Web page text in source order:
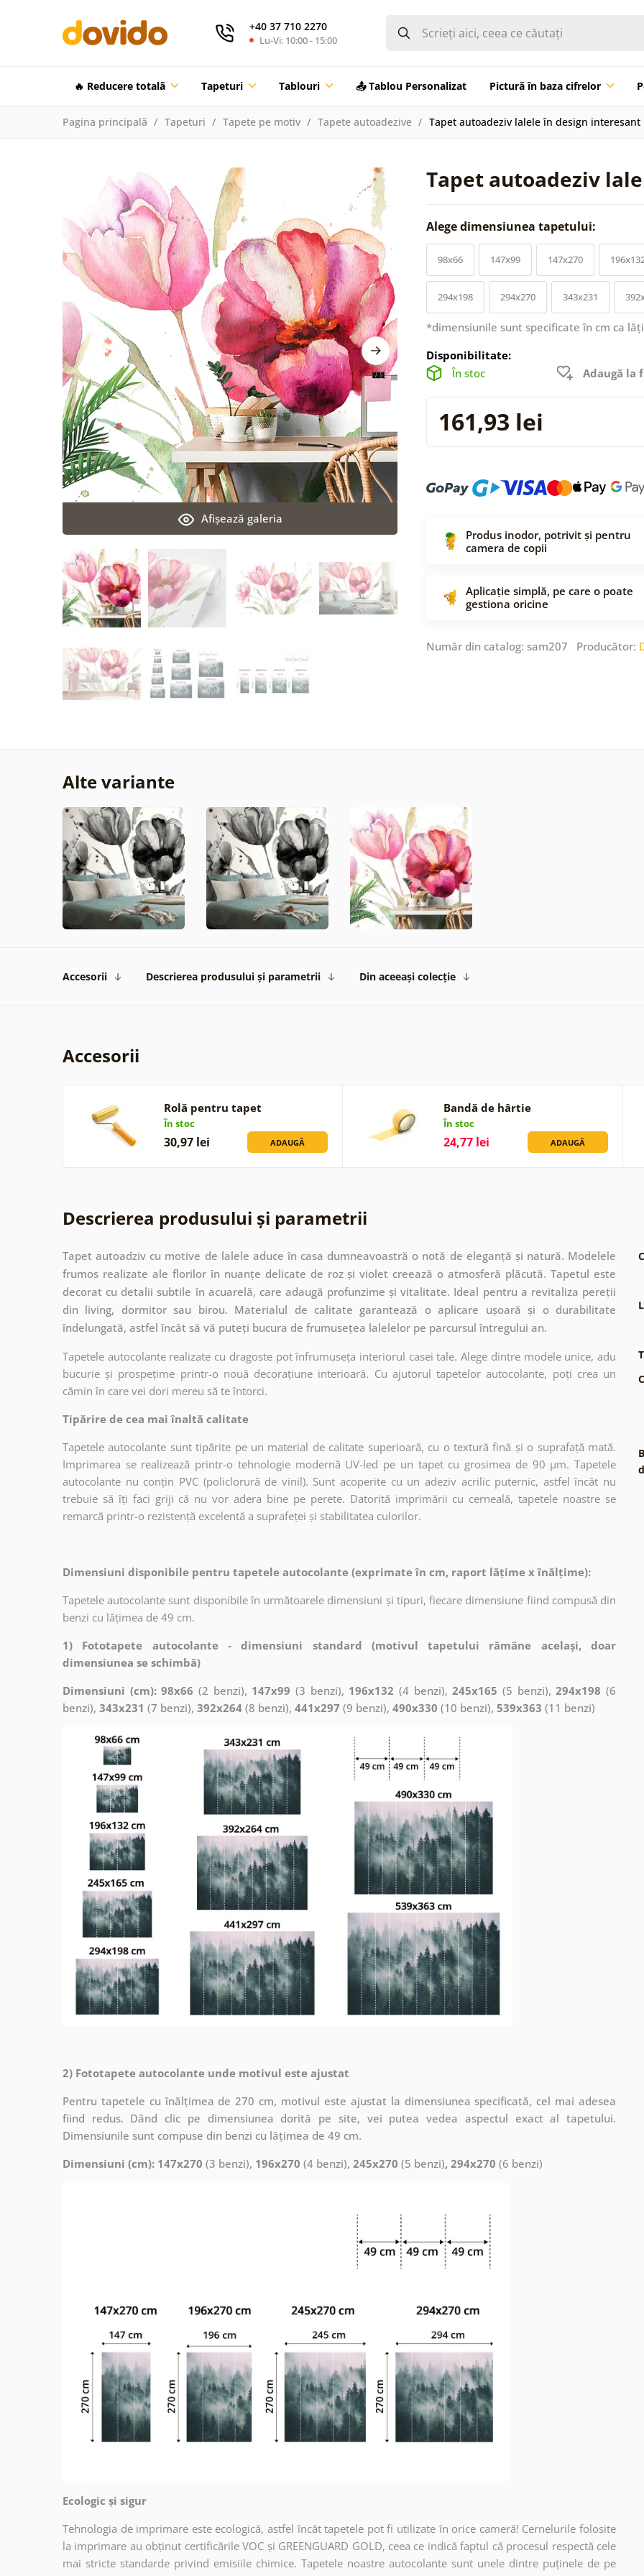
+40 37 710 2270
Lu-Vi: 10:00 - 15:00
🔥 Reducere totalã Tapeturi Tablouri 📤 Tablou Personalizat Pictură în baza cifrelor
Pagina principală Tapeturi Tapete pe motiv Tapete autoadezive Tapet autoadeziv lalele în design interesant
Tapet autoadeziv
Afişează galeria
Alege dimensiunea tapetului:
98x66 147x99 147x270
294x198 294x270 343x231
*dimensiunile sunt specificate în cm ca
Disponibilitate:
În stoc
Adaugă la
161,93 lei
Produs inodor, potrivit și pentru
camera de copii
Aplicație simplă, pe care o poate
gestiona oricine
Număr din catalog: sam207 Producător:
Alte variante
Accesorii Descrierea produsului și parametrii Din aceeași colecție
Accesorii
Rolă pentru tapet
În stoc
30,97 lei ADAUGĂ
Bandă de hârtie
În stoc
24,77 lei ADAUGĂ
Descrierea produsului și parametrii
Tapet autoadziv cu motive de lalele aduce în casa dumneavoastră o notă de eleganță și natură. Modelele
frumos realizate ale florilor în nuanțe delicate de roz și violet creează o atmosferă plăcută. Tapetul este
decorat cu detalii subtile în acuarelă, care adaugă profunzime și vitalitate. Ideal pentru a revitaliza pereții
din living, dormitor sau birou. Materialul de calitate garantează o aplicare ușoară și o durabilitate
îndelungată, astfel încât să vă puteți bucura de frumusețea lalelelor pe parcursul întregului an.
Tapetele autocolante realizate cu dragoste pot înfrumuseța interiorul casei tale. Alege dintre modele unice, adu
bucurie și prospețime printr-o nouă decorațiune interioară. Cu ajutorul tapetelor autocolante, poți crea un
cămin în care vei dori mereu să te întorci.
Tipărire de cea mai înaltă calitate
Tapetele autocolante sunt tipărite pe un material de calitate superioară, cu o textură fină și o suprafață mată.
Imprimarea se realizează printr-o tehnologie modernă UV-led pe un tapet cu grosimea de 90 µm. Tapetele
autocolante nu conțin PVC (policlorură de vinil). Sunt acoperite cu un adeziv acrilic puternic, astfel încât nu
trebuie să îți faci griji că nu vor adera bine pe perete. Datorită imprimării cu cerneală, tapetele noastre se
remarcă printr-o rezistență excelentă a suprafeței și stabilitatea culorilor.
Dimensiuni disponibile pentru tapetele autocolante (exprimate în cm, raport lățime x înălțime):
Tapetele autocolante sunt disponibile în următoarele dimensiuni și tipuri, fiecare dimensiune fiind compusă din
benzi cu lățimea de 49 cm.
1) Fototapete autocolante - dimensiuni standard (motivul tapetului rămâne același, doar
dimensiunea se schimbă)
Dimensiuni (cm): 98x66 (2 benzi), 147x99 (3 benzi), 196x132 (4 benzi),245x165 (5 benzi),294x198 (6
benzi), 343x231 (7 benzi), 392x264 (8 benzi), 441x297 (9 benzi), 490x330 (10 benzi), 539x363 (11 benzi)
2) Fototapete autocolante unde motivul este ajustat
Pentru tapetele cu înălțimea de 270 cm, motivul este ajustat la dimensiunea specificată, cel mai adesea
fiind redus. Dând clic pe dimensiunea dorită pe site, vei putea vedea aspectul exact al tapetului.
Dimensiunile sunt compuse din benzi cu lățimea de 49 cm.
Dimensiuni (cm): 147x270 (3 benzi), 196x270 (4 benzi), 245x270 (5 benzi), 294x270 (6 benzi)
Ecologic și sigur
Tehnologia de imprimare este ecologică, astfel încât tapetele pot fi utilizate în orice cameră! Cernelurile folosite
la imprimare au obținut certificările VOC și GREENGUARD GOLD, ceea ce indică faptul că procesul respectă cele
mai stricte standarde privind emisiile chimice. Tapetele noastre autocolante sunt unele dintre puținele de pe